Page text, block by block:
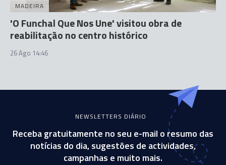
MADEIRA
'O Funchal Que Nos Une' visitou obra de
reabilitação no centro histórico
26 Ago 14:46
NEWSLETTERS DIÁRIO
Receba gratuitamente no seu e-mail o resumo das
notícias do dia, sugestões de actividades,
campanhas e muito mais.